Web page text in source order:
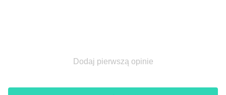
Dodaj pierwszą opinie